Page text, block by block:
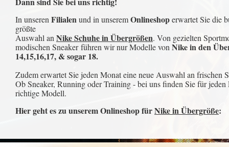
In unseren Filialenund in unseremOnlineshoperwartet Sie die
größte
Auswahl an Nike Schuhe in Übergrößen. Von gezielten
modischen Sneaker führen wir nur Modelle von Nike in den
14,15,16,17, & sogar 18.
Zudem erwartet Sie jeden Monat eine neue Auswahl an frischen
Ob Sneaker, Running oder Training - bei uns finden Sie für jeden
richtige Modell.
Hier geht es zu unserem Onlineshop fürNike in Übergröße: